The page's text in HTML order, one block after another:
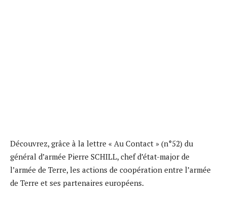
Découvrez, grâce à la lettre « Au Contact » (n°52) du
général d’armée Pierre SCHILL, chef d’état-major de
l’armée de Terre, les actions de coopération entre l’armée
de Terre et ses partenaires européens.